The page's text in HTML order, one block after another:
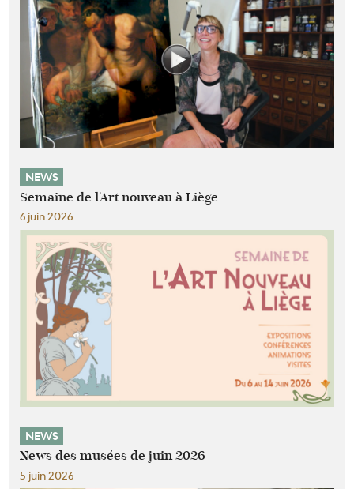
NEWS
Semaine de l'Art nouveau à Liège
6 juin 2026
NEWS
News des musées de juin 2026
5 juin 2026